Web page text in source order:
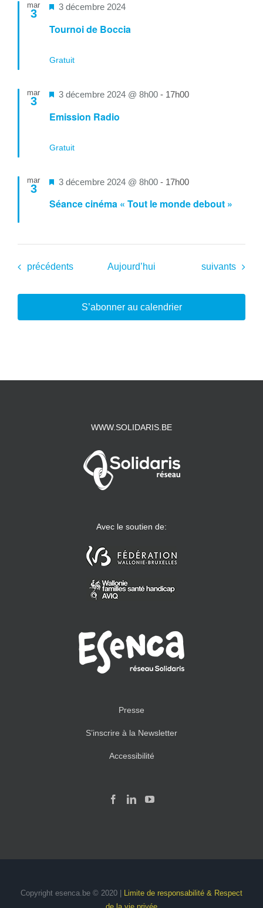
mar
3
Tournoi de Boccia
Mis
3 décembre 2024
Gratuit
mar
3
Emission Radio
Mis
3 décembre 2024 @ 8h00 - 17h00
Gratuit
mar
3
Séance cinéma « Tout le monde debout »
Mis
3 décembre 2024 @ 8h00 - 17h00
Évènements
précédents Aujourd’hui Évènements
suivants
S’abonner au calendrier
WWW.SOLIDARIS.BE
Avec le soutien de:
Presse
S’inscrire à la Newsletter
Accessibilité
Copyright esenca.be © 2020 |
Limite de responsabilité & Respect